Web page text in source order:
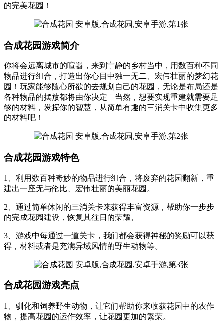
的完美花园！
合成花园游戏简介
你将会远离城市的喧嚣，来到宁静的乡村当中，用数百种不同
物品进行组合，打造出你心目中独一无二、宏伟壮丽的梦幻花
园！玩家能够随心所欲的去规划自己的花园，无论是布局还是
各种物品的摆放都将由你决定！当然，想要实现重建就需要足
够的材料，发挥你的智慧，从简单有趣的三消关卡中收集更多
的材料吧！
合成花园游戏特色
1、利用数百种奇妙的物品进行组合，将废弃的花园翻新，重
建出一座无与伦比、宏伟壮丽的美丽花园。
2、通过简单休闲的三消关卡来获得丰富资源，帮助你一步步
的完成花园建设，恢复其往日的荣耀。
3、游戏中每通过一道关卡，我们都会获得神秘的奖励可以获
得，材料或者是充满异域风情的野生动物等。
合成花园游戏亮点
1、驯化和饲养野生动物，让它们帮助你来收获花园中的农作
物，提高花园的运作效率，让花园更加的繁荣。